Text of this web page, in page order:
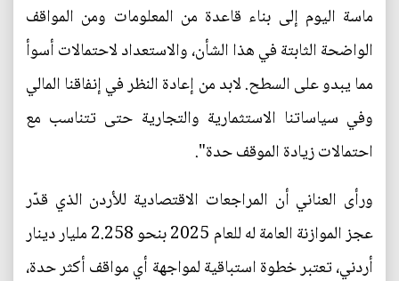
ماسة اليوم إلى بناء قاعدة من المعلومات ومن المواقف
الواضحة الثابتة في هذا الشأن، والاستعداد لاحتمالات أسوأ
مما يبدو على السطح. لابد من إعادة النظر في إنفاقنا المالي
وفي سياساتنا الاستثمارية والتجارية حتى تتناسب مع
احتمالات زيادة الموقف حدة".
ورأى العناني أن المراجعات الاقتصادية للأردن الذي قدّر
عجز الموازنة العامة له للعام 2025 بنحو 2.258 مليار دينار
أردني، تعتبر خطوة استباقية لمواجهة أي مواقف أكثر حدة،